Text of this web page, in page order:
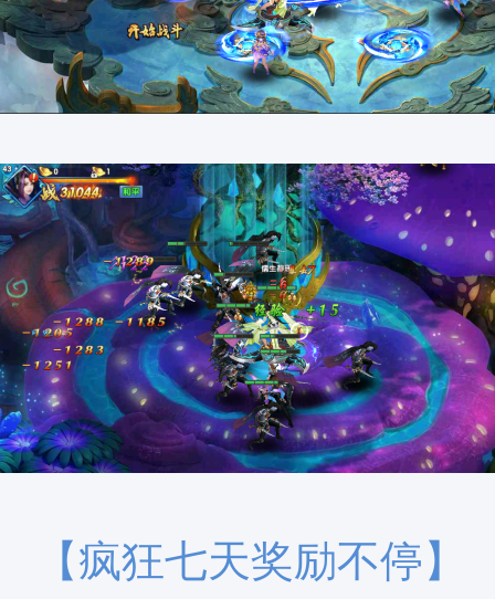
【疯狂七天奖励不停】